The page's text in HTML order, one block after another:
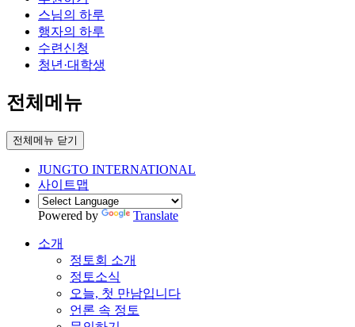
스님의 하루
행자의 하루
수련신청
청년·대학생
전체메뉴
전체메뉴 닫기
JUNGTO INTERNATIONAL
사이트맵
Powered by Translate
소개
정토회 소개
정토소식
오늘, 첫 만남입니다
언론 속 정토